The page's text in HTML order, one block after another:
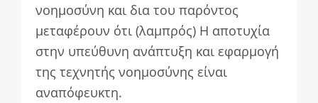
νοημοσύνη και δια του παρόντος
μεταφέρουν ότι (λαμπρός) Η αποτυχία
στην υπεύθυνη ανάπτυξη και εφαρμογή
της τεχνητής νοημοσύνης είναι
αναπόφευκτη.